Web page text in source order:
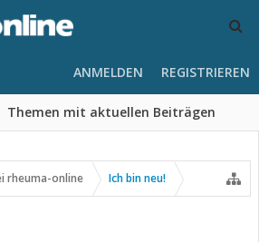
Themen mit aktuellen Beiträgen
ANMELDEN REGISTRIEREN
rheuma-online Ich bin neu!